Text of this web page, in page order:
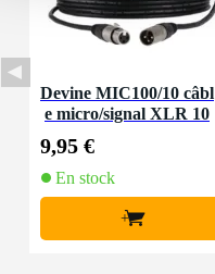
Devine MIC100/10 câbl
e micro/signal XLR 10
9,95 €
En stock
+